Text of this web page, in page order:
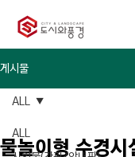
게시물
ALL
ALL
물놀이형 수경시